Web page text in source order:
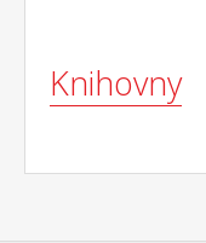
Knihovny